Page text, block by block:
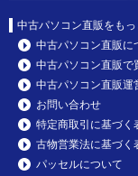
中古パソコン直販をもっ
中古パソコン直販に
中古パソコン直販で
中古パソコン直販運
お問い合わせ
特定商取引に基づく
古物営業法に基づく
パッセルについて